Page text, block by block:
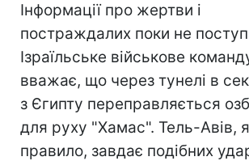
Інформації про жертви і
постраждалих поки не
Ізраїльське військове
вважає, що через тунелі в
з Єгипту переправляється
для руху "Хамас". Тель-Авів,
правило, завдає подібних